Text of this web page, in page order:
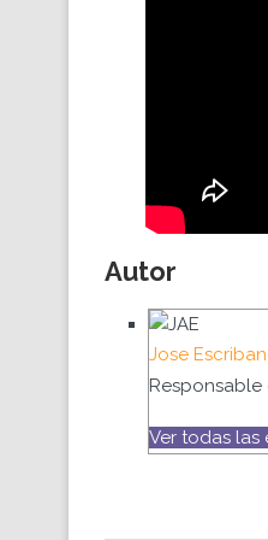
Autor
Jose
Ver todas las